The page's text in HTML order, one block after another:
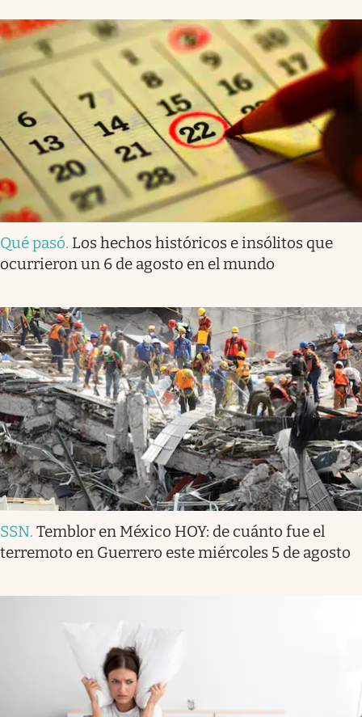
Qué pasó. Los hechos históricos e insólitos que
ocurrieron un 6 de agosto en el mundo
SSN. Temblor en México HOY: de cuánto fue el
terremoto en Guerrero este miércoles 5 de agosto